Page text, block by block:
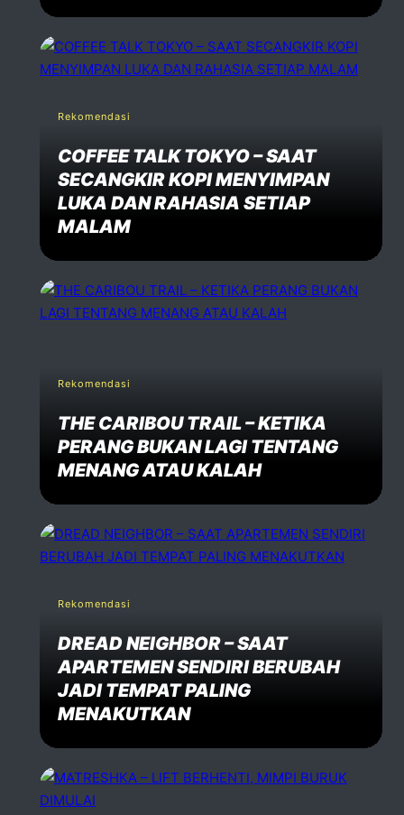
Rekomendasi
COFFEE TALK TOKYO – SAAT
SECANGKIR KOPI MENYIMPAN
LUKA DAN RAHASIA SETIAP
MALAM
Rekomendasi
THE CARIBOU TRAIL – KETIKA
PERANG BUKAN LAGI TENTANG
MENANG ATAU KALAH
Rekomendasi
DREAD NEIGHBOR – SAAT
APARTEMEN SENDIRI BERUBAH
JADI TEMPAT PALING
MENAKUTKAN